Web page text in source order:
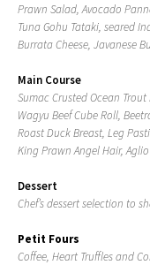
Prawn Salad, Avocado
Tuna Gohu Tataki, seared
Burrata Cheese, Javanese
Main Course
Sumac Crusted Ocean
Wagyu Beef Cube Roll,
Roast Duck Breast, Leg
King Prawn Angel Hair,
Dessert
Chef’s dessert selection to
Petit Fours
Coffee, Heart Truffles and